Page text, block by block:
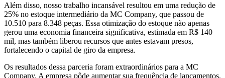
Além disso, nosso trabalho incansável resultou em uma redução de
25% no estoque intermediário da MC Company, que passou de
10.510 para 8.348 peças. Essa otimização do estoque não apenas
gerou uma economia financeira significativa, estimada em R$ 140
mil, mas também liberou recursos que antes estavam presos,
fortalecendo o capital de giro da empresa.
Os resultados dessa parceria foram extraordinários para a MC
Company. A empresa pôde aumentar sua frequência de lançamentos,